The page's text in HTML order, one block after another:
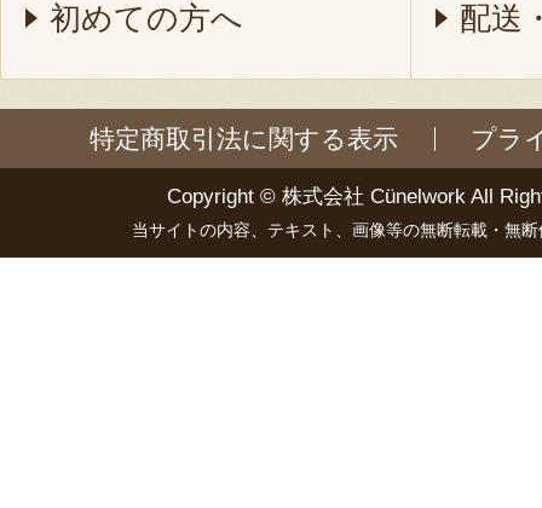
初めての方へ 配送
特定商取引法に関する表示 プラ
Copyright © 株式会社 Cünelwork All
当サイトの内容、テキスト、画像等の無断転載・無